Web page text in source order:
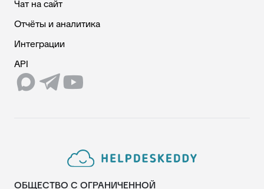
Чат на сайт
Отчёты и аналитика
Интеграции
API
ОБЩЕСТВО С ОГРАНИЧЕННОЙ